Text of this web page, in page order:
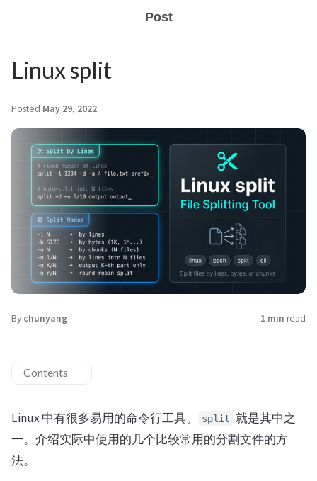
Post
Linux split
Posted May 29, 2022
By chunyang 1 min read
Contents
Linux 中有很多易用的命令行工具。 split 就是其中之
一。介绍实际中使用的几个比较常用的分割文件的方
法。